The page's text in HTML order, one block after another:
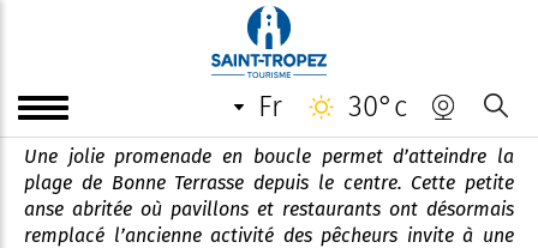
fr 30°c
"Anse de Bonne Terrasse" -
Sentier du littoral de Ramatuelle
Une jolie promenade en boucle permet d’atteindre la
plage de Bonne Terrasse depuis le centre. Cette petite
anse abritée où pavillons et restaurants ont désormais
remplacé l’ancienne activité des pêcheurs invite à une